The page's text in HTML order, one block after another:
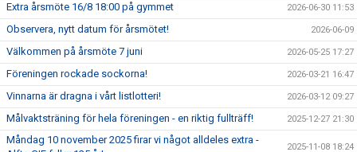
Extra årsmöte 16/8 18:00 på gymmet 2026-06-30 11:53
Observera, nytt datum för årsmötet! 2026-06-09
Välkommen på årsmöte 7 juni 2026-05-25 17:27
Föreningen rockade sockorna! 2026-03-21 16:47
Vinnarna är dragna i vårt listlotteri! 2026-03-12 09:27
Målvaktsträning för hela föreningen - en riktig fullträff! 2025-12-27 21:30
Måndag 10 november 2025 firar vi något alldeles extra -
2025-11-08 18:24